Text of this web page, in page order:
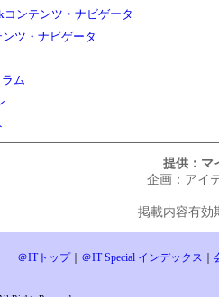
コンテンツ・ナビゲータ
ツ・ナビゲータ
ラム
提供：マ
企画：アイ
掲載内容有効
＠ITトップ｜ ＠IT Special インデックス